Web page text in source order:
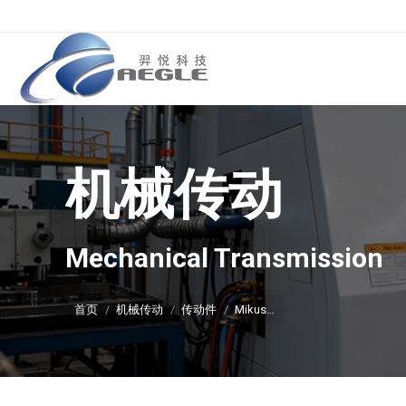
机械传动
Mechanical Transmission
你在这里：
首页 机械传动 传动件 Mikus…